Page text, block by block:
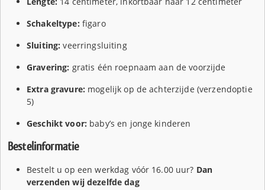
Schakeltype: figaro
Sluiting: veerringsluiting
Gravering: gratis één roepnaam aan de voorzijde
Extra gravure: mogelijk op de achterzijde (verzendoptie
5)
Geschikt voor: baby’s en jonge kinderen
Bestelinformatie
Bestelt u op een werkdag vóór 16.00 uur? Dan
verzenden wij dezelfde dag